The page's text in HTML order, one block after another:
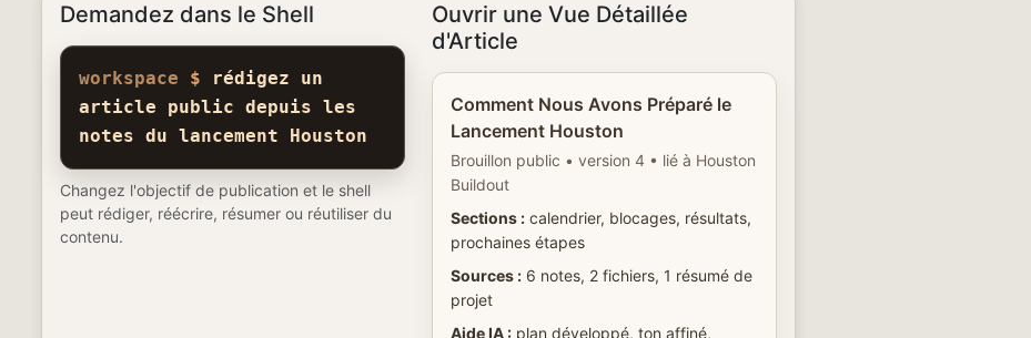
Demandez dans le Shell
workspace $
rédigez un
article public depuis les
notes du lancement Houston
Changez l'objectif de publication et le shell
peut rédiger, réécrire, résumer ou réutiliser du
contenu.
Ouvrir une Vue Détaillée
d'Article
Comment Nous Avons Préparé le
Lancement Houston
Brouillon public • version 4 • lié à Houston
Buildout
Sections : calendrier, blocages, résultats,
prochaines étapes
Sources : 6 notes, 2 fichiers, 1 résumé de
projet
Aide IA : plan développé, ton affiné,